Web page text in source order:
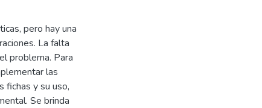
pero hay una
La falta
problema. Para
las
fichas y su uso,
Se brinda